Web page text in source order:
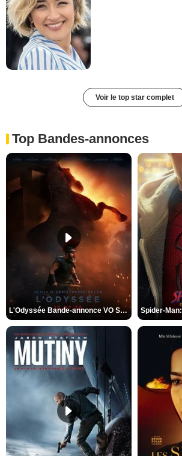
Voir le top star complet
Top Bandes-annonces
L'Odyssée Bande-annonce VO STFR